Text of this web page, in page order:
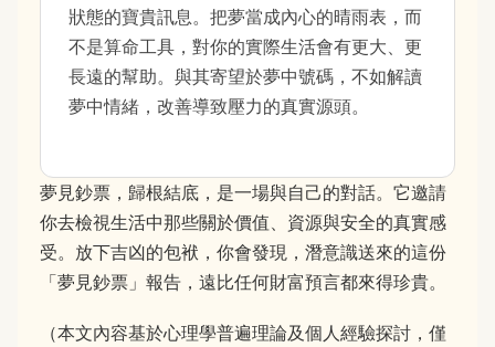
狀態的寶貴訊息。把夢當成內心的晴雨表，而
不是算命工具，對你的實際生活會有更大、更
長遠的幫助。與其寄望於夢中號碼，不如解讀
夢中情緒，改善導致壓力的真實源頭。
夢見鈔票，歸根結底，是一場與自己的對話。它邀請
你去檢視生活中那些關於價值、資源與安全的真實感
受。放下吉凶的包袱，你會發現，潛意識送來的這份
「夢見鈔票」報告，遠比任何財富預言都來得珍貴。
（本文內容基於心理學普遍理論及個人經驗探討，僅